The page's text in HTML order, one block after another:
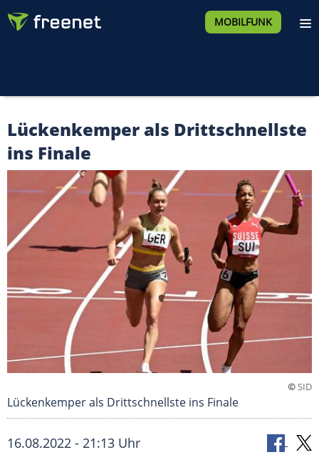
MOBILFUNK
Lückenkemper als Drittschnellste
ins Finale
©SID
Lückenkemper als Drittschnellste ins Finale
16.08.2022 - 21:13 Uhr